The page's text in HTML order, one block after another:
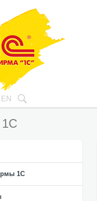
EN
1C